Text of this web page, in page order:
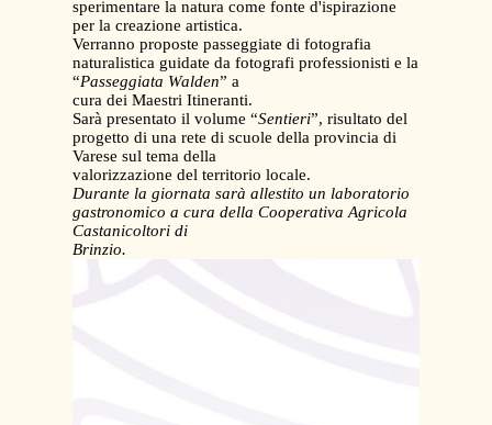
sperimentare la natura come fonte d'ispirazione
per la creazione artistica.
Verranno proposte passeggiate di fotografia
naturalistica guidate da fotografi professionisti e la
“Passeggiata Walden” a
cura dei Maestri Itineranti.
Sarà presentato il volume “Sentieri”, risultato del
progetto di una rete di scuole della provincia di
Varese sul tema della
valorizzazione del territorio locale.
Durante la giornata sarà allestito un laboratorio
gastronomico a cura della Cooperativa Agricola
Castanicoltori di
Brinzio.